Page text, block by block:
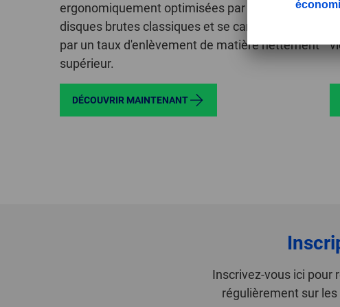
ergonomiquement optimisées par rapport aux
disques brutes classiques et se caractérisent
par un taux d'enlèvement de matière nettement
supérieur.
DÉCOUVRIR MAINTENANT
Inscrivez-vous ici pour
régulièrement sur les